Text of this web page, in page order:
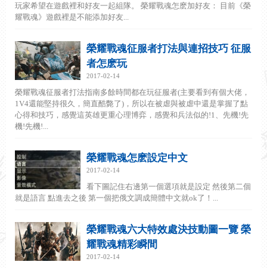
玩家希望在遊戲裡和好友一起組隊。 榮耀戰魂怎麽加好友： 目前《榮
耀戰魂》遊戲裡是不能添加好友...
榮耀戰魂征服者打法與連招技巧 征服
者怎麽玩
2017-02-14
榮耀戰魂征服者打法指南多餘時間都在玩征服者(主要看到有個大佬，
1V4還能堅持很久，簡直酷斃了)，所以在被虐與被虐中還是掌握了點
心得和技巧，感覺這英雄更重心理博弈，感覺和兵法似的!1、先機!先
機!先機!...
榮耀戰魂怎麽設定中文
2017-02-14
看下圖記住右邊第一個選項就是設定 然後第二個
就是語言 點進去之後 第一個把俄文調成簡體中文就ok了！...
榮耀戰魂六大特效處決技動圖一覽 榮
耀戰魂精彩瞬間
2017-02-14